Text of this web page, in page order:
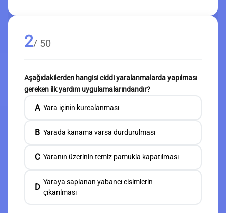
2/ 50
Aşağıdakilerden hangisi ciddi yaralanmalarda yapılması
gereken ilk yardım uygulamalarındandır?
A Yara içinin kurcalanması
B Yarada kanama varsa durdurulması
C Yaranın üzerinin temiz pamukla kapatılması
D
Yaraya saplanan yabancı cisimlerin
çıkarılması